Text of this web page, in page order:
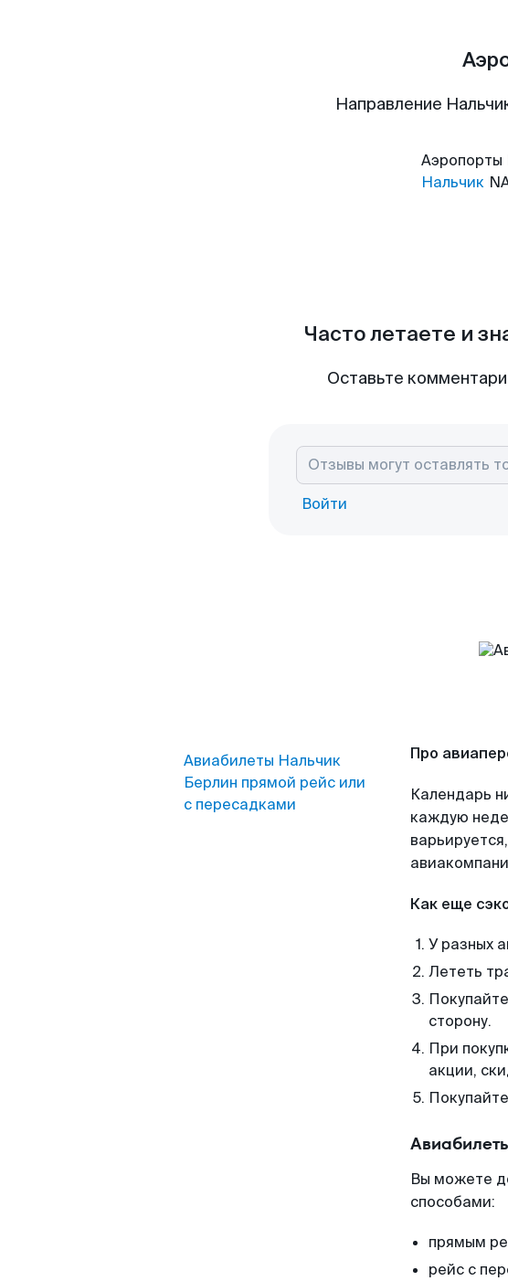
Направление
Аэропорты
Нальчик
Часто летаете и
Оставьте
Войти
Авиабилеты Нальчик
Берлин прямой рейс или
с пересадками
Про
Календарь
каждую
Как еще
У разных
Лететь
сторону.
При
акции,
Вы можете
способами:
прямым
рейс с